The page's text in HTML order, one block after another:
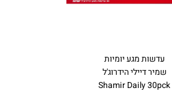
עדשות מגע יומיות
שמיר דיילי הידרוג'ל
Shamir Daily 30pck